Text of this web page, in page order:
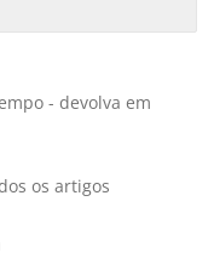
- devolva em
os artigos